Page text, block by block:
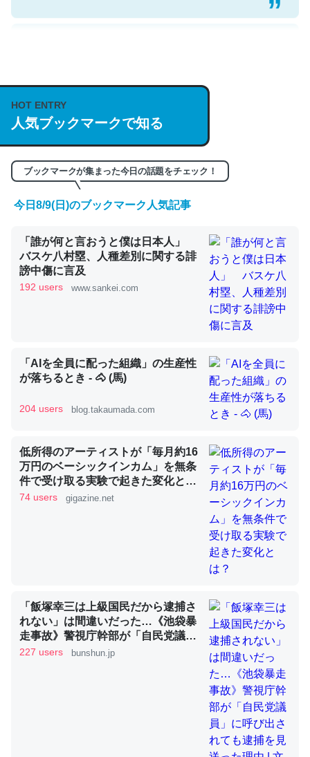
https://isobe324649.hatenablog.com/entry/2023/03/27
/064121
─GPTの仕組みと限界についての考察（１） - conceptualization
くらい。小説でいう「ずっと前の伏線」は回収されないけ
ど、短期記憶というには多い分量。進化すればするほど分
かりやすく強くなりそう
─GPTの仕組みと限界についての考察（１） - conceptualization
昆虫ってカルシウム少ないのか。知らんかった。調べたら
コオロギのカルシウム分はエビの600分の1程度。
─ニュース :: 【研究発表】昆虫学の大問題＝「昆虫はなぜ海にいな
論文では「淡水はカルシウムも酸素も不足してて両方に不
利だから両方が拮抗してるのでは」とあって面白い。海に
いる鋏角類（カブトガニ・ウミグモ）はカルシウムを使わ
ずキチンを強化してる筈だが、酵素が違うのか？
これを元に考えるとカルシウムを大量に使う脊椎動物と貝
類は苦労してるんだな…。腹足類だと殻を無くしてナメク
─ニュース :: 【研究発表】昆虫学の大問題＝「昆虫はなぜ海にいな
HOT ENTRY
人気ブックマークで知る
ブックマークが集まった今日の話題をチェック！
今日8/9(日)のブックマーク人気記事
「誰が何と言おうと僕は日本人」
バスケ八村塁、人種差別に関する誹
謗中傷に言及
192 users www.sankei.com
「AIを全員に配った組織」の生産性
が落ちるとき - 🐴 (馬)
204 users blog.takaumada.com
低所得のアーティストが「毎月約16
万円のベーシックインカム」を無条
件で受け取る実験で起きた変化と
は？
74 users gigazine.net
「飯塚幸三は上級国民だから逮捕さ
れない」は間違いだった…《池袋暴
走事故》警視庁幹部が「自民党議
員」に呼び出されても逮捕を見送っ
227 users bunshun.jp